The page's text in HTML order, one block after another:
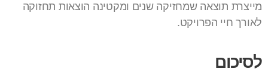
מייצרת תוצאה שמחזיקה שנים ומקטינה הוצאות תחזוקה
לאורך חיי הפרויקט.
לסיכום